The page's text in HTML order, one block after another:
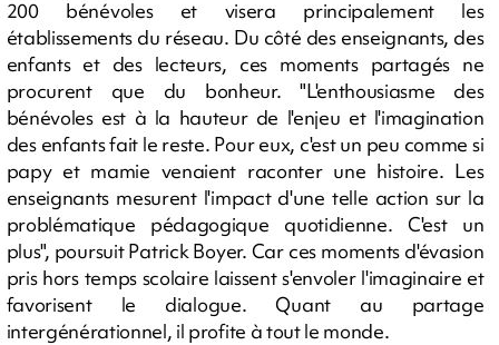
200 bénévoles et visera principalement les
établissements du réseau. Du côté des enseignants, des
enfants et des lecteurs, ces moments partagés ne
procurent que du bonheur. "L'enthousiasme des
bénévoles est à la hauteur de l'enjeu et l'imagination
des enfants fait le reste. Pour eux, c'est un peu comme si
papy et mamie venaient raconter une histoire. Les
enseignants mesurent l'impact d'une telle action sur la
problématique pédagogique quotidienne. C'est un
plus", poursuit Patrick Boyer. Car ces moments d'évasion
pris hors temps scolaire laissent s'envoler l'imaginaire et
favorisent le dialogue. Quant au partage
intergénérationnel, il profite à tout le monde.